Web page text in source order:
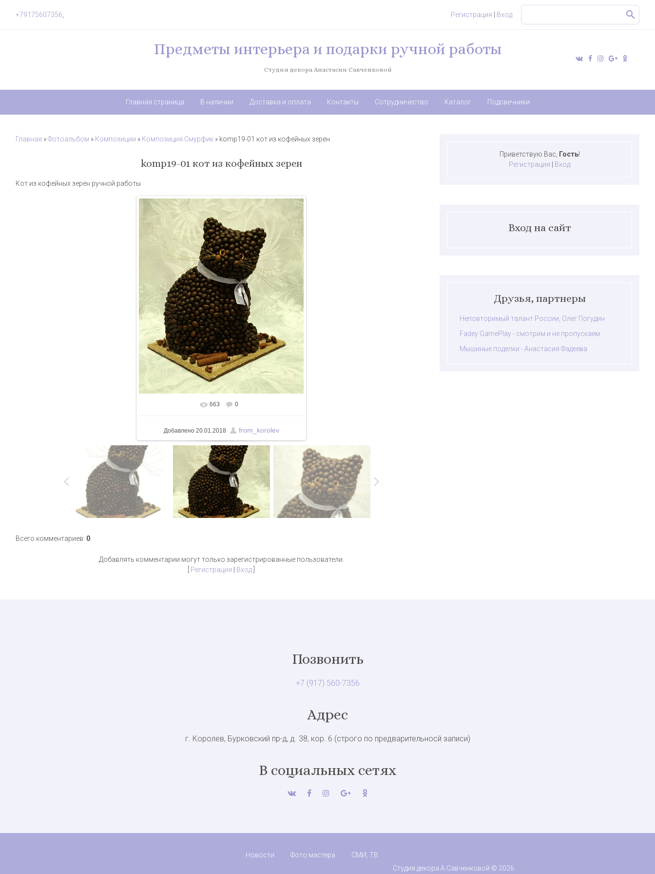
+79175607356 Регистрация Вход
Предметы интерьера и подарки ручной работы
Студия декора Анастасии Савченковой
Главная страница В наличии Доставка и оплата Контакты Сотрудничество Каталог Подсвечники
Главная »Фотоальбом » Композиции » Композиция Смурфик » komp19-01 кот из кофейных зерен
komp19-01 кот из кофейных зерен
Кот из кофейных зерен ручной работы
663 0
Добавлено20.01.2018 from_korolev
Всего комментариев: 0
Добавлять комментарии могут только зарегистрированные пользователи.
Регистрация Вход
Приветствую Вас Гость!
Регистрация
Вход
Вход на сайт
Друзья, партнеры
Неповторимый талант России, Олег Погудин
Fadey GamePlay - смотрим и не пропускаем
Мышиные поделки - Анастасия Фадеева
Позвонить
+7 (917) 560-7356
Адрес
г. Королев, Бурковский пр-д, д. 38, кор. 6 (строго по предварительносй записи)
В социальных сетях
Новости Фото мастера
СМИ, ТВ
Студия декора А.Савченковой © 2026